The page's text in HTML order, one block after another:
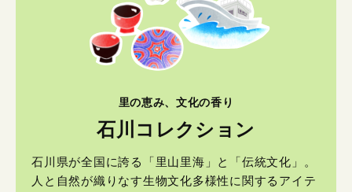
里の恵み、文化の香り
石川コレクション
石川県が全国に誇る「里山里海」と「伝統文化」。
人と自然が織りなす生物文化多様性に関するアイテ